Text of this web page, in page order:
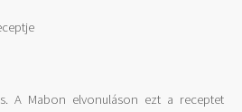
A Mabon elvonuláson ezt a receptet